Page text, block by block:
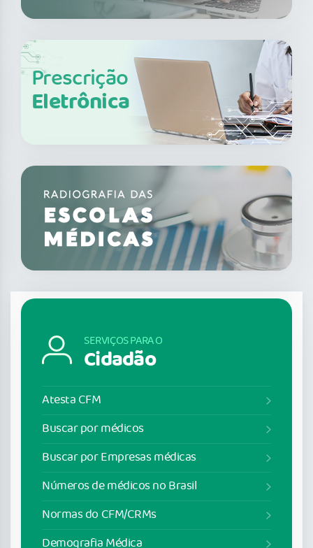
Prescrição
Eletrônica
SERVIÇOS PARA O
Cidadão
Atesta CFM
Buscar por médicos
Buscar por Empresas médicas
Números de médicos no Brasil
Normas do CFM/CRMs
Demografia Médica